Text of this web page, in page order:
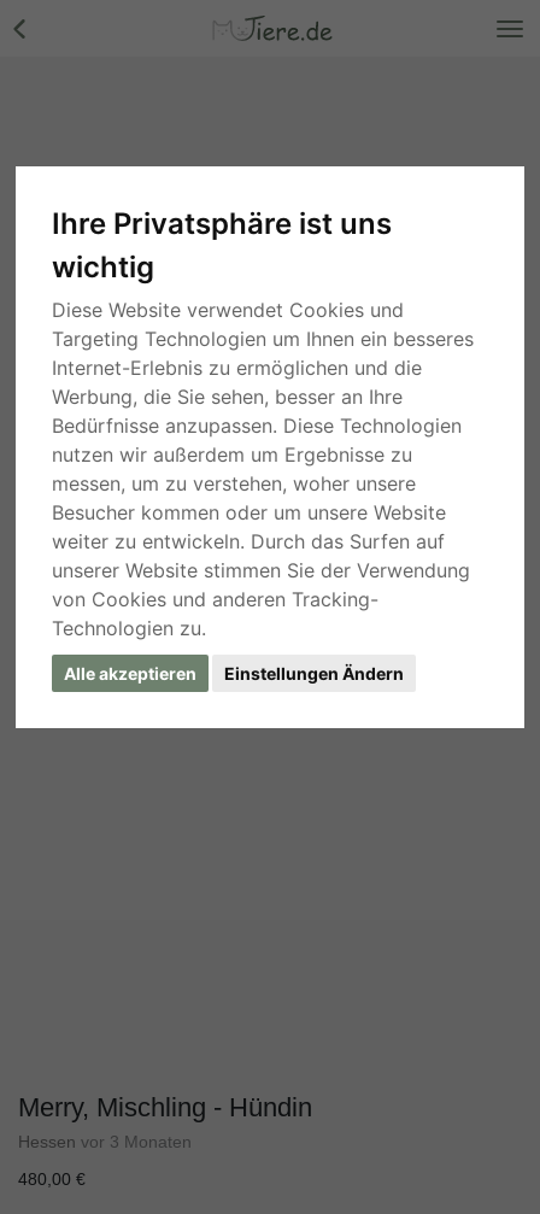
Ihre Privatsphäre ist uns
wichtig
Diese Website verwendet Cookies und
Targeting Technologien um Ihnen ein besseres
Internet-Erlebnis zu ermöglichen und die
Werbung, die Sie sehen, besser an Ihre
Bedürfnisse anzupassen. Diese Technologien
nutzen wir außerdem um Ergebnisse zu
messen, um zu verstehen, woher unsere
Besucher kommen oder um unsere Website
weiter zu entwickeln. Durch das Surfen auf
unserer Website stimmen Sie der Verwendung
von Cookies und anderen Tracking-
Technologien zu.
Alle akzeptieren Einstellungen Ändern
Merry, Mischling - Hündin
Hessen vor 3 Monaten
480,00 €